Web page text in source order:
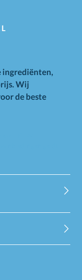
ingrediënten,
Wij
de beste